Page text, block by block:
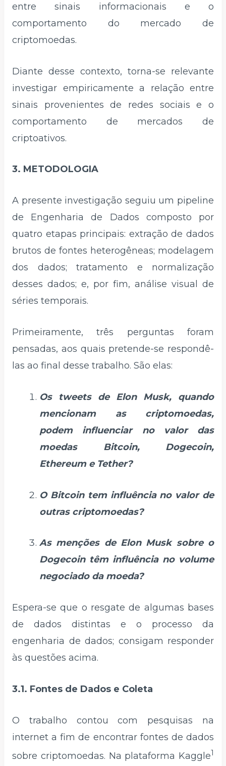
entre sinais informacionais e o
comportamento do mercado de
criptomoedas.
Diante desse contexto, torna-se relevante
investigar empiricamente a relação entre
sinais provenientes de redes sociais e o
comportamento de mercados de
criptoativos.
3. METODOLOGIA
A presente investigação seguiu um pipeline
de Engenharia de Dados composto por
quatro etapas principais: extração de dados
brutos de fontes heterogêneas; modelagem
dos dados; tratamento e normalização
desses dados; e, por fim, análise visual de
séries temporais.
Primeiramente, três perguntas foram
pensadas, aos quais pretende-se respondê-
las ao final desse trabalho. São elas:
Os tweets de Elon Musk, quando
mencionam as criptomoedas,
podem influenciar no valor das
moedas Bitcoin, Dogecoin,
Ethereum e Tether?
O Bitcoin tem influência no valor de
outras criptomoedas?
As menções de Elon Musk sobre o
Dogecoin têm influência no volume
negociado da moeda?
Espera-se que o resgate de algumas bases
de dados distintas e o processo da
engenharia de dados; consigam responder
às questões acima.
3.1. Fontes de Dados e Coleta
O trabalho contou com pesquisas na
internet a fim de encontrar fontes de dados
sobre criptomoedas. Na plataforma Kaggle1